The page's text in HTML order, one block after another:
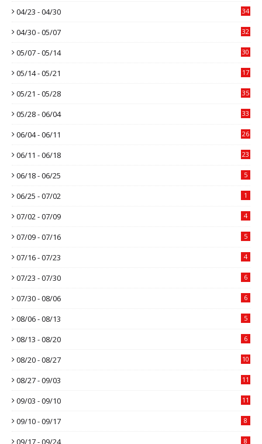
04/23 - 04/30 34
04/30 - 05/07 32
05/07 - 05/14 30
05/14 - 05/21 17
05/21 - 05/28 35
05/28 - 06/04 33
06/04 - 06/11 26
06/11 - 06/18 23
06/18 - 06/25 5
06/25 - 07/02 1
07/02 - 07/09 4
07/09 - 07/16 5
07/16 - 07/23 4
07/23 - 07/30 6
07/30 - 08/06 6
08/06 - 08/13 5
08/13 - 08/20 6
08/20 - 08/27 10
08/27 - 09/03 11
09/03 - 09/10 11
09/10 - 09/17 8
09/17 - 09/24 8